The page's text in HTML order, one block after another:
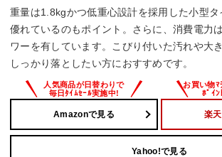
重量は1.8kgかつ低重心設計を採用した小型タ
優れているのもポイント。さらに、消費電力
ワーを有しています。こびり付いた汚れや大
しっかり落としたい方におすすめです。
Amazonで見る 楽
Yahoo!で見る